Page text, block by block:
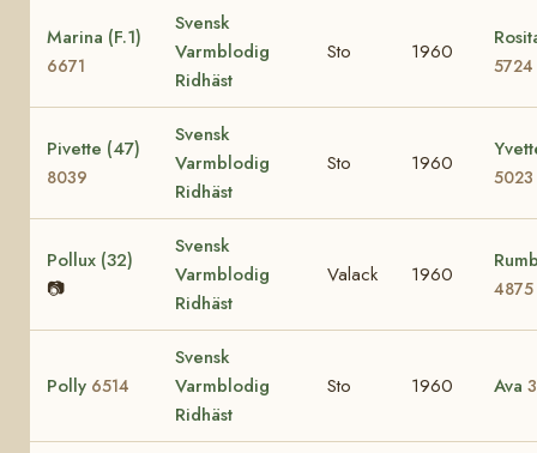
Marina (F.1)
6671
Svensk
Varmblodig
Ridhäst
Sto 1960
5724
Pivette (47)
8039
Svensk
Varmblodig
Ridhäst
Sto 1960
5023
Pollux (32)
📷
Svensk
Varmblodig
Ridhäst
Valack 1960
4875
Polly 6514
Svensk
Varmblodig
Ridhäst
Sto 1960 Ava